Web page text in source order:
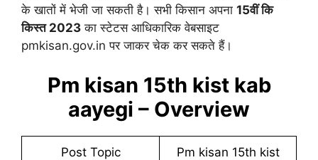
के खातों में भेजी जा सकती है। सभी किसान अपना 15वीं कि
किस्त 2023 का स्टेटस आधिकारिक वेबसाइट
pmkisan.gov.in पर जाकर चेक कर सकते हैं।
Pm kisan 15th kist kab
aayegi – Overview
Post Topic Pm kisan 15th kist